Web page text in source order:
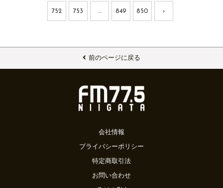
752 753 849 850 ›
前のページに戻る
会社情報
プライバシーポリシー
特定商取引法
お問い合わせ